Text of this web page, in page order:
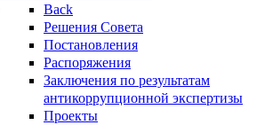
Back
Решения Совета
Постановления
Распоряжения
Заключения по результатам
антикоррупционной экспертизы
Проекты